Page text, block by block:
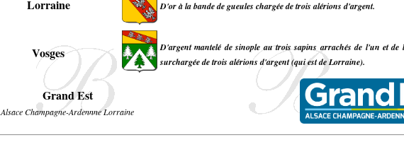
Lorraine D'or à la bande de gueules chargée de trois alérions d'argent.
Vosges
D'argent mantelé de sinople au trois sapins arrachés de l'un et
surchargée de trois alérions d'argent (qui est de Lorraine).
Grand Est
Alsace Champagne-Ardennne Lorraine